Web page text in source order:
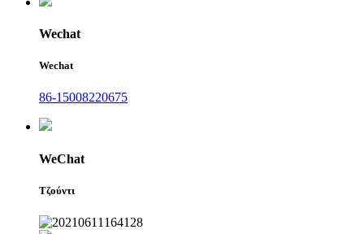
Wechat
Wechat
86-15008220675
WeChat
Τζούντι